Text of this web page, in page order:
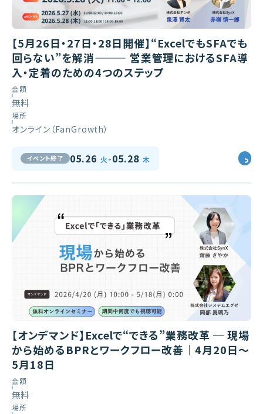
【5月26日・27日・28日開催】“ExcelでもSFAでも
回らない”を解消——— 営業管理におけるSFA導
入・定着のための4つのステップ
金額
無料
場所
オンライン（FanGrowth）
イベント終了 05.26 火-05.28 木
【オンデマンド】Excelで“できる”業務改革 ─ 現場
から始めるBPRとワークフロー改善｜4月20日～
5月18日
金額
無料
場所